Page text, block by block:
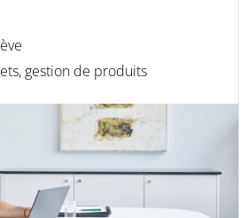
gestion de produits